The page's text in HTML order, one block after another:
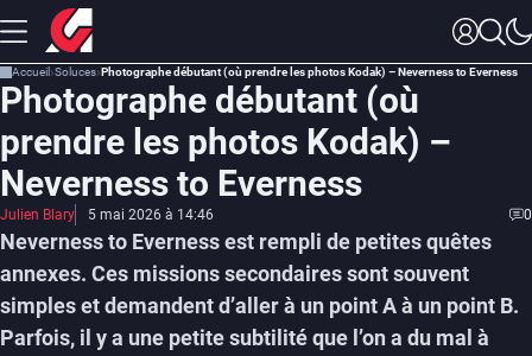
Accueil Soluces Photographe débutant (où prendre les photos Kodak) – Neverness to Everness
Photographe débutant (où
prendre les photos Kodak) –
Neverness to Everness
Julien Blary 5 mai 2026 à 14:46 0
Neverness to Everness est rempli de petites quêtes
annexes. Ces missions secondaires sont souvent
simples et demandent d’aller à un point A à un point B.
Parfois, il y a une petite subtilité que l’on a du mal à